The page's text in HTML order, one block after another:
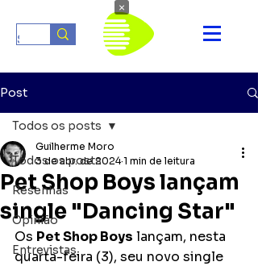
Post
Todos os posts
Resenhas
Opinião
Entrevistas
Todos os posts
Pet Shop Boys lançam
single "Dancing Star"
Guilherme Moro
3 de abr. de 2024 1 min de leitura
Os Pet Shop Boys lançam, nesta
quarta-feira (3), seu novo single
×